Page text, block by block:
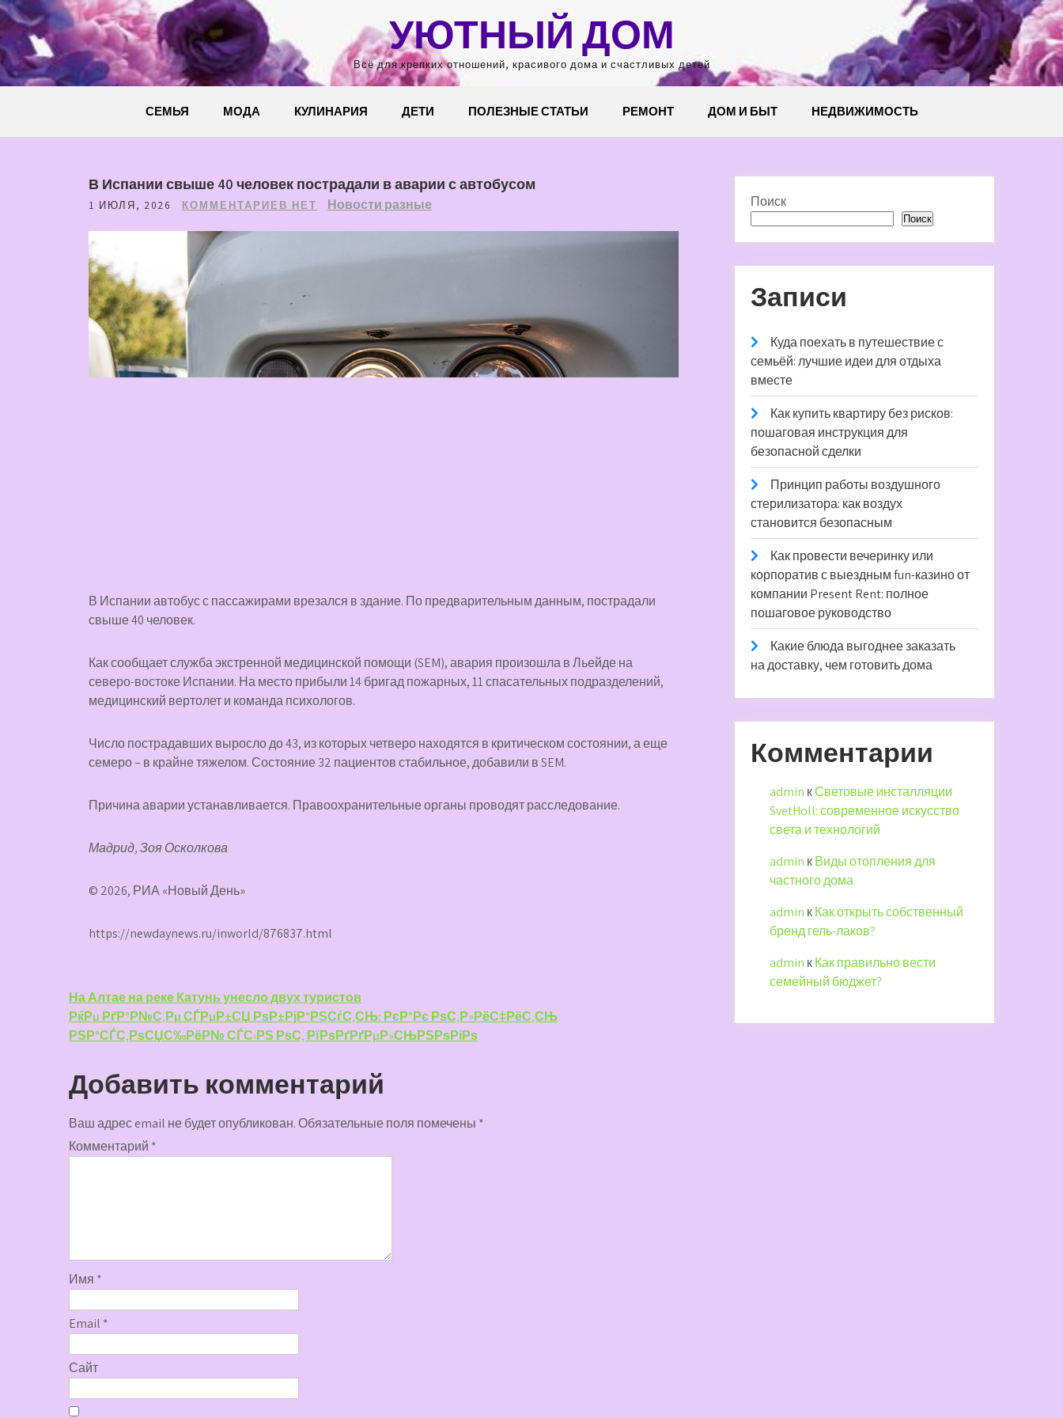
Перейти
содержимому
УЮТНЫЙ ДОМ
Всё для крепких отношений, красивого дома и счастливых детей
СЕМЬЯ МОДА КУЛИНАРИЯ ДЕТИ ПОЛЕЗНЫЕ СТАТЬИ РЕМОНТ ДОМ И БЫТ НЕДВИЖИМОСТЬ
В Испании свыше 40 человек пострадали в аварии с автобусом
1 ИЮЛЯ, 2026 КОММЕНТАРИЕВ НЕТ Новости разные
В Испании автобус с пассажирами врезался в здание. По предварительным данным, пострадали
свыше 40 человек.
Как сообщает служба экстренной медицинской помощи (SEM), авария произошла в Льейде на
северо-востоке Испании. На место прибыли 14 бригад пожарных, 11 спасательных подразделений,
медицинский вертолет и команда психологов.
Число пострадавших выросло до 43, из которых четверо находятся в критическом состоянии, а еще
семеро – в крайне тяжелом. Состояние 32 пациентов стабильное, добавили в SEM.
Причина аварии устанавливается. Правоохранительные органы проводят расследование.
Мадрид, Зоя Осколкова
© 2026, РИА «Новый День»
https://newdaynews.ru/inworld/876837.html
Навигация
по
На Алтае на реке Катунь унесло двух туристов
РќРµ РґР°Р№С‚Рµ СЃРµР±СЏ РѕР±РјР°РЅСѓС‚СЊ: РєР°Рє РѕС‚Р»РёС‡РёС‚СЊ
РЅР°СЃС‚РѕСЏС‰РёР№ СЃС‹РЅ РѕС‚ РїРѕРґРґРµР»СЊРЅРѕРіРѕ
Добавить комментарий
Ваш адрес email не будет опубликован.Обязательные поля помечены *
Комментарий *
Имя *
Email *
Сайт
Поиск
Поиск
Записи
Куда поехать в путешествие с
семьёй: лучшие идеи для отдыха
вместе
Как купить квартиру без рисков:
пошаговая инструкция для
безопасной сделки
Принцип работы воздушного
стерилизатора: как воздух
становится безопасным
Как провести вечеринку или
корпоратив с выездным fun-казино от
компании Present Rent: полное
пошаговое руководство
Какие блюда выгоднее заказать
на доставку, чем готовить дома
Комментарии
admin кСветовые инсталляции
SvetHoll: современное искусство
света и технологий
admin кВиды отопления для
частного дома
admin кКак открыть собственный
бренд гель-лаков?
admin кКак правильно вести
семейный бюджет?